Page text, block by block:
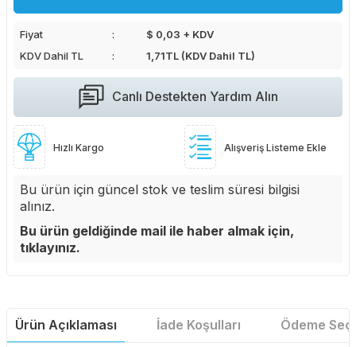
Fiyat
$ 0,03 + KDV
KDV Dahil TL
1,71TL (KDV Dahil TL)
Canlı Destekten Yardım Alın
Hızlı Kargo Alışveriş Listeme Ekle
Bu ürün için güncel stok ve teslim süresi bilgisi
alınız.
Bu ürün geldiğinde mail ile haber almak için,
tıklayınız.
Ürün Açıklaması İade Koşulları Ödeme